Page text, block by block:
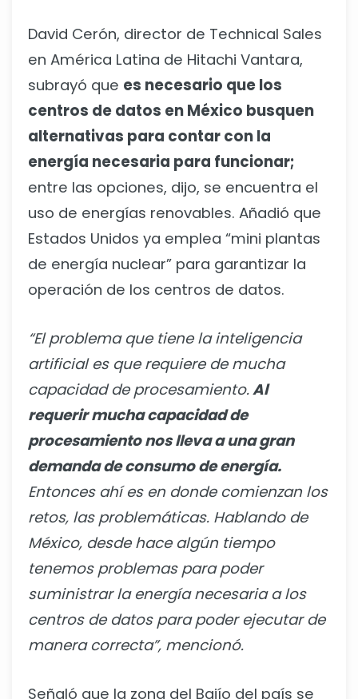
David Cerón, director de Technical Sales
en América Latina de Hitachi Vantara,
subrayó que es necesario que los
centros de datos en México busquen
alternativas para contar con la
energía necesaria para funcionar;
entre las opciones, dijo, se encuentra el
uso de energías renovables. Añadió que
Estados Unidos ya emplea “mini plantas
de energía nuclear” para garantizar la
operación de los centros de datos.
“El problema que tiene la inteligencia
artificial es que requiere de mucha
capacidad de procesamiento.Al
requerir mucha capacidad de
procesamiento nos lleva a una gran
demanda de consumo de energía.
Entonces ahí es en donde comienzan los
retos, las problemáticas. Hablando de
México, desde hace algún tiempo
tenemos problemas para poder
suministrar la energía necesaria a los
centros de datos para poder ejecutar de
manera correcta”, mencionó.
Señaló que la zona del Bajío del país se